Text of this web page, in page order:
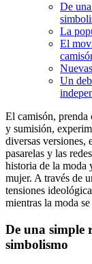
De
La
El
Un
El camisón, prenda
y sumisión,
diversas versiones,
pasarelas y las
historia de la moda
mujer. A través de
tensiones
mientras la moda
De una simple
simbolismo